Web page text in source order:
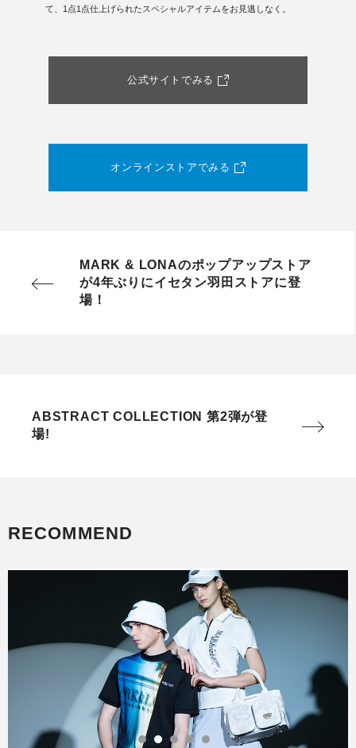
RECOMMEND
て、1点1点仕上げられたスペシャルアイテムをお見逃しなく。
公式サイトでみる
オンラインストアでみる
MARK & LONAのポップアップストア
が4年ぶりにイセタン羽田ストアに登
場！
ABSTRACT COLLECTION 第2弾が登
場!